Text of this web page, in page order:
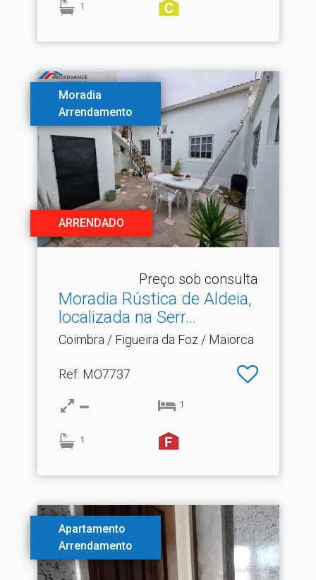
1
Moradia
Arrendamento
ARRENDADO
Preço sob consulta
Moradia Rústica de Aldeia,
localizada na Serr.​..
Coimbra / Figueira da Foz / Maiorca
Ref: MO7737
1
1
Apartamento
Arrendamento